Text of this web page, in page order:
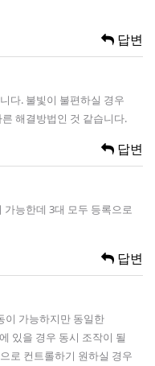
답변
다. 불빛이 불편하실 경우
해결방법인 것 같습니다.
답변
능한데 3대 모두 등록으로
답변
이 가능하지만 동일한
있을 경우 동시 조작이 될
로 컨트롤하기 원하실 경우